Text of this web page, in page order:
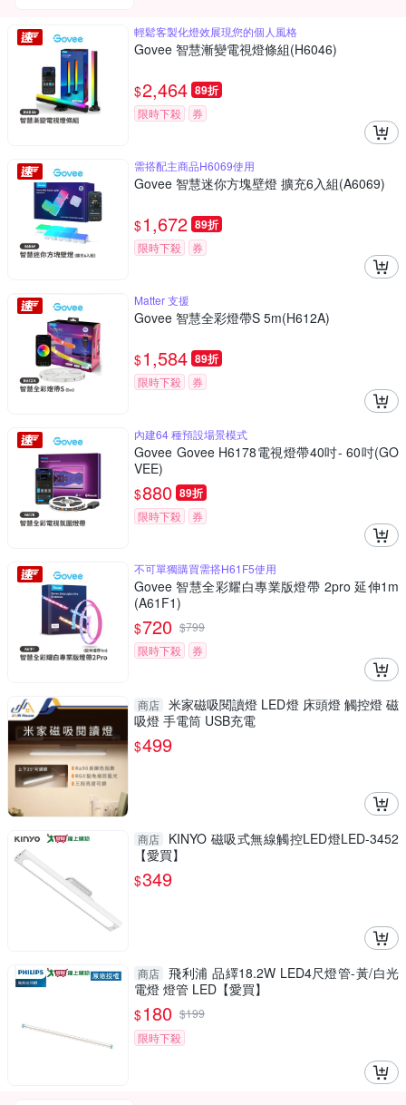
輕鬆客製化燈效展現您的個人風格
Govee 智慧漸變電視燈條組(H6046)
$2,464 89折
限時下殺 券
需搭配主商品H6069使用
Govee 智慧迷你方塊壁燈 擴充6入組(A6069)
$1,672 89折
限時下殺 券
Matter 支援
Govee 智慧全彩燈帶S 5m(H612A)
$1,584 89折
限時下殺 券
內建64 種預設場景模式
Govee Govee H6178電視燈帶40吋- 60吋(GO
VEE)
$880 89折
限時下殺 券
不可單獨購買需搭H61F5使用
Govee 智慧全彩耀白專業版燈帶 2pro 延伸1m
(A61F1)
$720 $799
限時下殺
券
商店 米家磁吸閱讀燈 LED燈 床頭燈 觸控燈 磁
吸燈 手電筒 USB充電
$499
商店
KINYO 磁吸式無線觸控LED燈LED-3452
【愛買】
$349
商店 飛利浦 品繹18.2W LED4尺燈管-黃/白光
電燈 燈管 LED【愛買】
$180 $199
限時下殺